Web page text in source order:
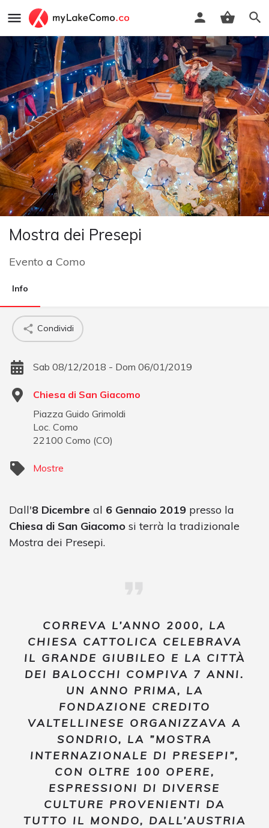
Mostra dei Presepi
Evento a Como
Info
Condividi
Sab 08/12/2018 - Dom 06/01/2019
Chiesa di San Giacomo
Piazza Guido Grimoldi
Loc. Como
22100 Como (CO)
Mostre
Dall'8 Dicembre al 6 Gennaio 2019 presso la
Chiesa di San Giacomo si terrà la tradizionale
Mostra dei Presepi.
CORREVA L’ANNO 2000, LA
CHIESA CATTOLICA CELEBRAVA
IL GRANDE GIUBILEO E LA CITTÀ
DEI BALOCCHI COMPIVA 7 ANNI.
UN ANNO PRIMA, LA
FONDAZIONE CREDITO
VALTELLINESE ORGANIZZAVA A
SONDRIO, LA ”MOSTRA
INTERNAZIONALE DI PRESEPI”,
CON OLTRE 100 OPERE,
ESPRESSIONI DI DIVERSE
CULTURE PROVENIENTI DA
TUTTO IL MONDO, DALL’AUSTRIA